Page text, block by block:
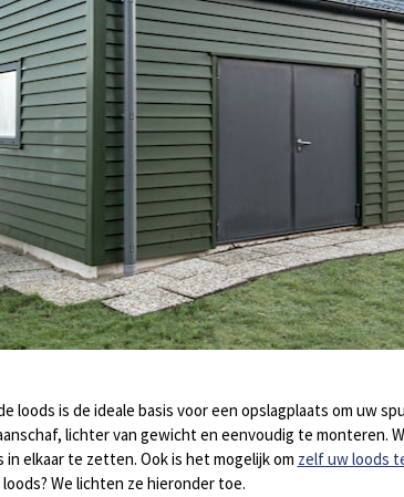
loods is de ideale basis voor een opslagplaats om uw
lichter van gewicht en eenvoudig te monteren.
in elkaar te zetten. Ook is het mogelijk om zelf uw loods
We lichten ze hieronder toe.